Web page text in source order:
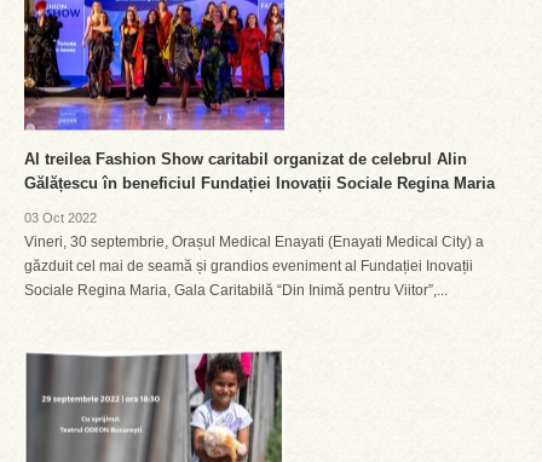
Al treilea Fashion Show caritabil organizat de celebrul Alin
Gălățescu în beneficiul Fundației Inovații Sociale Regina Maria
03 Oct 2022
Vineri, 30 septembrie, Orașul Medical Enayati (Enayati Medical City) a
găzduit cel mai de seamă și grandios eveniment al Fundației Inovații
Sociale Regina Maria, Gala Caritabilă “Din Inimă pentru Viitor”,...